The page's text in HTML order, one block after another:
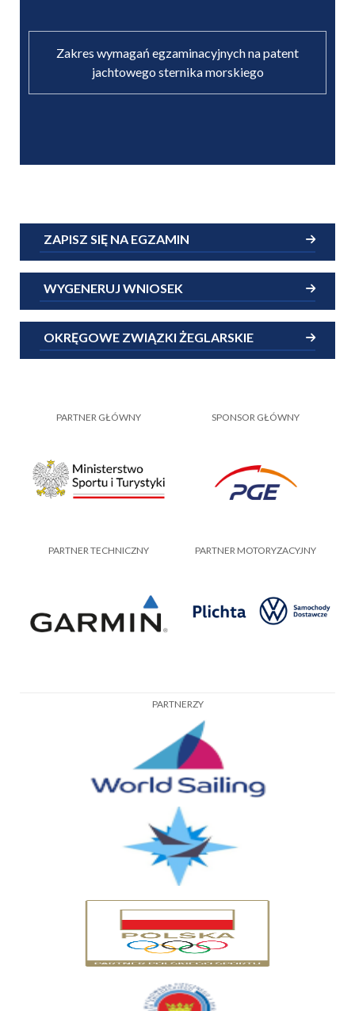
Zakres wymagań egzaminacyjnych na patent
jachtowego sternika morskiego
ZAPISZ SIĘ NA EGZAMIN
WYGENERUJ WNIOSEK
OKRĘGOWE ZWIĄZKI ŻEGLARSKIE
PARTNER GŁÓWNY SPONSOR GŁÓWNY
PARTNER TECHNICZNY PARTNER MOTORYZACYJNY
PARTNERZY